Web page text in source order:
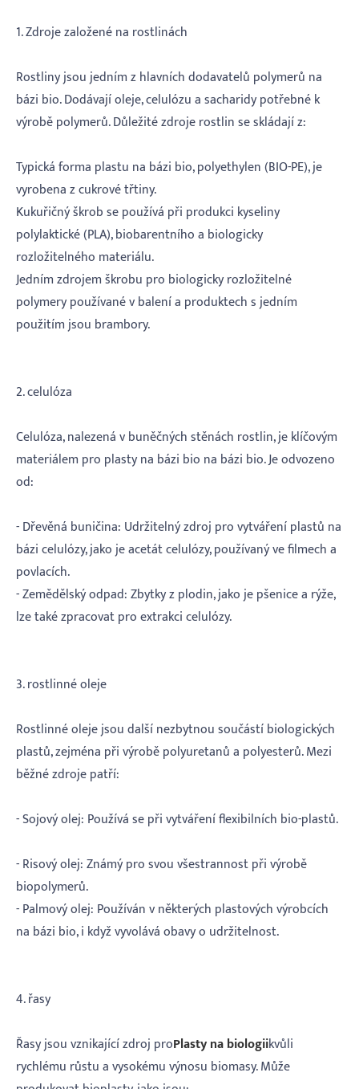
1. Zdroje založené na rostlinách
Rostliny jsou jedním z hlavních dodavatelů polymerů na
bázi bio. Dodávají oleje, celulózu a sacharidy potřebné k
výrobě polymerů. Důležité zdroje rostlin se skládají z:
Typická forma plastu na bázi bio, polyethylen (BIO-PE), je
vyrobena z cukrové třtiny.
Kukuřičný škrob se používá při produkci kyseliny
polylaktické (PLA), biobarentního a biologicky
rozložitelného materiálu.
Jedním zdrojem škrobu pro biologicky rozložitelné
polymery používané v balení a produktech s jedním
použitím jsou brambory.
2. celulóza
Celulóza, nalezená v buněčných stěnách rostlin, je klíčovým
materiálem pro plasty na bázi bio na bázi bio. Je odvozeno
od:
- Dřevěná buničina: Udržitelný zdroj pro vytváření plastů na
bázi celulózy, jako je acetát celulózy, používaný ve filmech a
povlacích.
- Zemědělský odpad: Zbytky z plodin, jako je pšenice a rýže,
lze také zpracovat pro extrakci celulózy.
3. rostlinné oleje
Rostlinné oleje jsou další nezbytnou součástí biologických
plastů, zejména při výrobě polyuretanů a polyesterů. Mezi
běžné zdroje patří:
- Sojový olej: Používá se při vytváření flexibilních bio-plastů.
- Risový olej: Známý pro svou všestrannost při výrobě
biopolymerů.
- Palmový olej: Používán v některých plastových výrobcích
na bázi bio, i když vyvolává obavy o udržitelnost.
4. řasy
Řasy jsou vznikající zdroj proPlasty na biologiikvůli
rychlému růstu a vysokému výnosu biomasy. Může